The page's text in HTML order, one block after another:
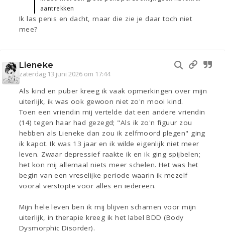
aantrekken
Ik las penis en dacht, maar die zie je daar toch niet
mee?
Lieneke
zaterdag 13 juni 2026 om 17:44
Als kind en puber kreeg ik vaak opmerkingen over mijn
uiterlijk, ik was ook gewoon niet zo'n mooi kind.
Toen een vriendin mij vertelde dat een andere vriendin
(14) tegen haar had gezegd; "Als ik zo'n figuur zou
hebben als Lieneke dan zou ik zelfmoord plegen" ging
ik kapot. Ik was 13 jaar en ik wilde eigenlijk niet meer
leven. Zwaar depressief raakte ik en ik ging spijbelen;
het kon mij allemaal niets meer schelen. Het was het
begin van een vreselijke periode waarin ik mezelf
vooral verstopte voor alles en iedereen.
Mijn hele leven ben ik mij blijven schamen voor mijn
uiterlijk, in therapie kreeg ik het label BDD (Body
Dysmorphic Disorder).